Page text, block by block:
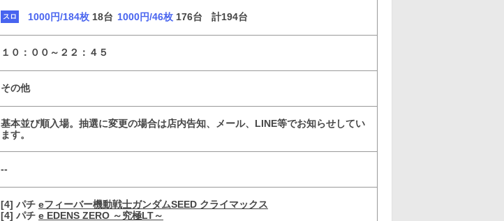
スロ 1000円/184枚 18台 1000円/46枚 176台 計194台
１０：００～２２：４５
その他
基本並び順入場。抽選に変更の場合は店内告知、メール、LINE等でお知らせしてい
ます。
--
[4] パチ eフィーバー機動戦士ガンダムSEED クライマックス
[4] パチ e EDENS ZERO ～究極LT～